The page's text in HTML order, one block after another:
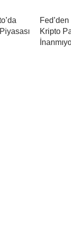
Fed’den
Kripto